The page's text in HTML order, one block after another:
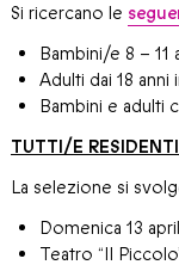
Si ricercano le
Bambini/e 8 – 11
Adulti dai 18 anni
Bambini e adulti
TUTTI/E
La selezione si
Domenica 13
Teatro “Il